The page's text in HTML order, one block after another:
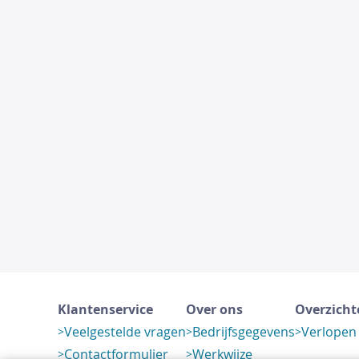
Klantenservice
Veelgestelde vragen
Contactformulier
Over ons
Bedrijfsgegevens
Werkwijze